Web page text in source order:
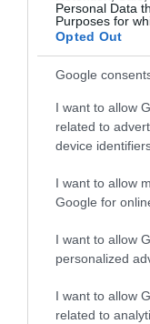
Personal Data
Purposes for
Opted Out
Google
I want to allow
related to
device
I want to allow
Google for
I want to allow
personalized
I want to allow
related to
κανάλι
Τι εκπομπή
Το επόμενο
την παραίτησή της